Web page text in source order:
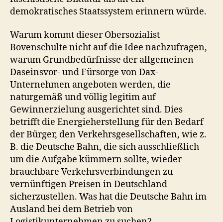
demokratisches Staatssystem erinnern würde.
Warum kommt dieser Obersozialist
Bovenschulte nicht auf die Idee nachzufragen,
warum Grundbedürfnisse der allgemeinen
Daseinsvor- und Fürsorge von Dax-
Unternehmen angeboten werden, die
naturgemäß und völlig legitim auf
Gewinnerzielung ausgerichtet sind. Dies
betrifft die Energieherstellung für den Bedarf
der Bürger, den Verkehrsgesellschaften, wie z.
B. die Deutsche Bahn, die sich ausschließlich
um die Aufgabe kümmern sollte, wieder
brauchbare Verkehrsverbindungen zu
vernünftigen Preisen in Deutschland
sicherzustellen. Was hat die Deutsche Bahn im
Ausland bei dem Betrieb von